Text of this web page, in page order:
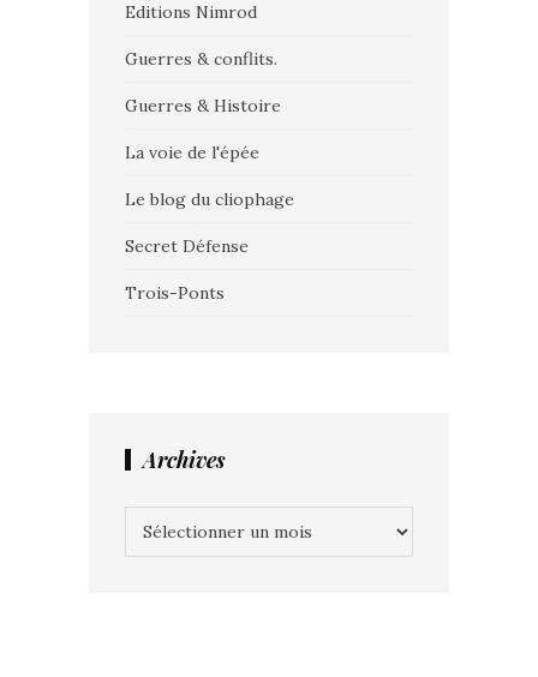
Editions Nimrod
Guerres & conflits.
Guerres & Histoire
La voie de l'épée
Le blog du cliophage
Secret Défense
Trois-Ponts
Archives